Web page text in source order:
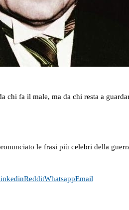
chi fa il male, ma da chi resta a
le frasi più celebri della
RedditWhatsappEmail